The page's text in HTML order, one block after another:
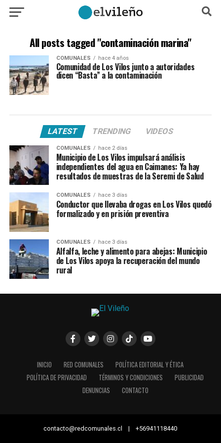
All posts tagged "contaminación marina"
COMUNALES hace 4 años
Comunidad de Los Vilos junto a autoridades
dicen “Basta” a la contaminación
LATEST TRENDING VIDEOS
COMUNALES hace 2 días
Municipio de Los Vilos impulsará análisis
independientes del agua en Caimanes: Ya hay
resultados de muestras de la Seremi de Salud
COMUNALES hace 3 días
Conductor que llevaba drogas en Los Vilos quedó
formalizado y en prisión preventiva
COMUNALES hace 3 días
Alfalfa, leche y alimento para abejas: Municipio
de Los Vilos apoya la recuperación del mundo
rural
INICIO RED COMUNALES
POLÍTICA EDITORIAL Y ÉTICA
POLÍTICA DE PRIVACIDAD
TÉRMINOS Y CONDICIONES
PUBLICIDAD
DENUNCIAS
CONTACTO
contacto@redcomunales.cl | +56941118440